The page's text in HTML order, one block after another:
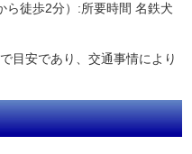
徒歩2分）:所要時間 名鉄犬
目安であり、交通事情により